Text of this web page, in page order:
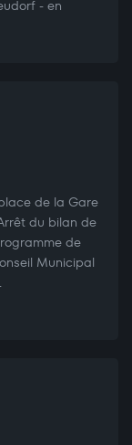
- en
de la Gare
du bilan de
de
Municipal